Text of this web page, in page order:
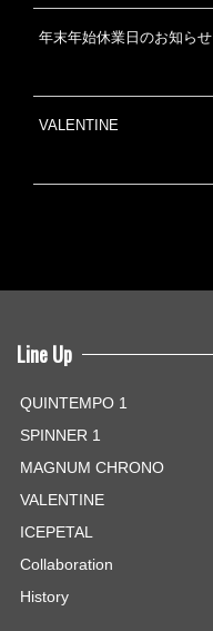
年末年始休業日のお知らせ
VALENTINE
Line Up
QUINTEMPO 1
SPINNER 1
MAGNUM CHRONO
VALENTINE
ICEPETAL
Collaboration
History